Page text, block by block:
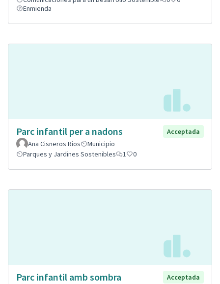
Enmienda
Parc infantil per a nadons
Acceptada
Ana Cisneros Rios
Municipio
Parques y Jardines Sostenibles
1 0
Parc infantil amb sombra
Acceptada